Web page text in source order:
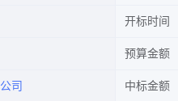
开标时间
预算金额
司 中标金额